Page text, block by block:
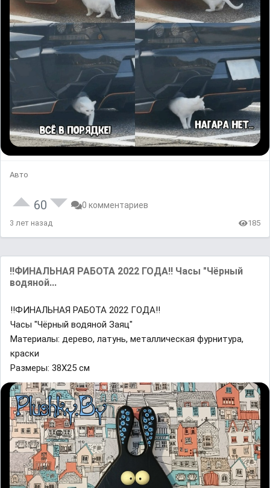
Авто
60 0 комментариев
3 лет назад 185
‼ФИНАЛЬНАЯ РАБОТА 2022 ГОДА‼ Часы "Чёрный
водяной...
‼ФИНАЛЬНАЯ РАБОТА 2022 ГОДА‼
Часы "Чёрный водяной Заяц"
Материалы: дерево, латунь, металлическая фурнитура,
краски
Размеры: 38Х25 см